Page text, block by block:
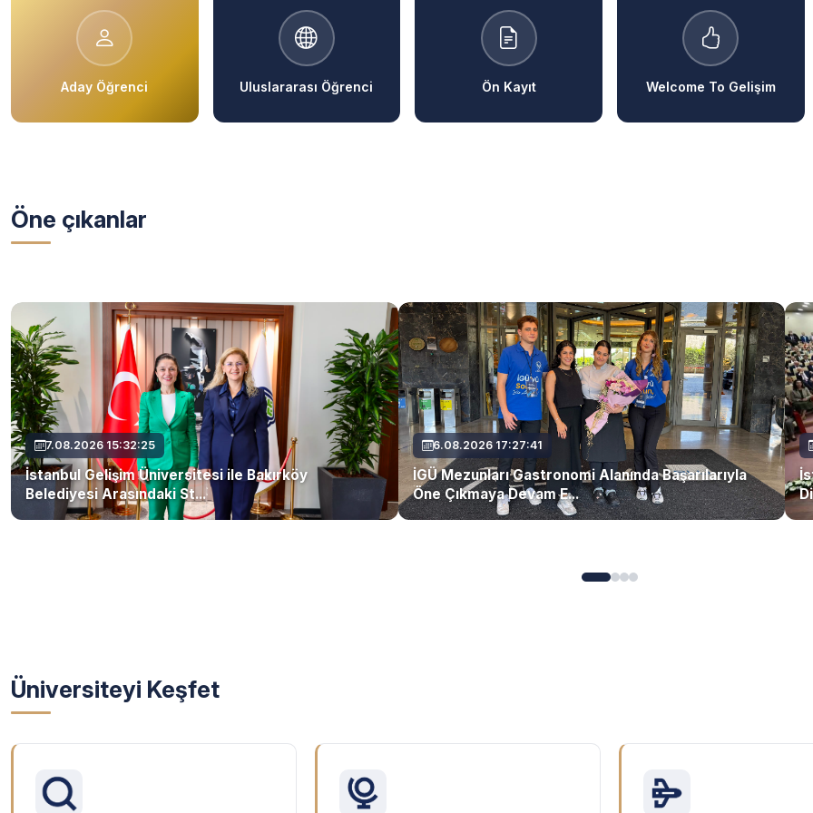
Aday Öğrenci Uluslararası Öğrenci Ön Kayıt Welcome To Gelişim
Öne çıkanlar
7.08.2026 15:32:25
İstanbul Gelişim Üniversitesi ile Bakırköy
Belediyesi Arasındaki St...
6.08.2026 17:27:41
İGÜ Mezunları Gastronomi Alanında Başarılarıyla
Öne Çıkmaya Devam E...
Üniversiteyi Keşfet